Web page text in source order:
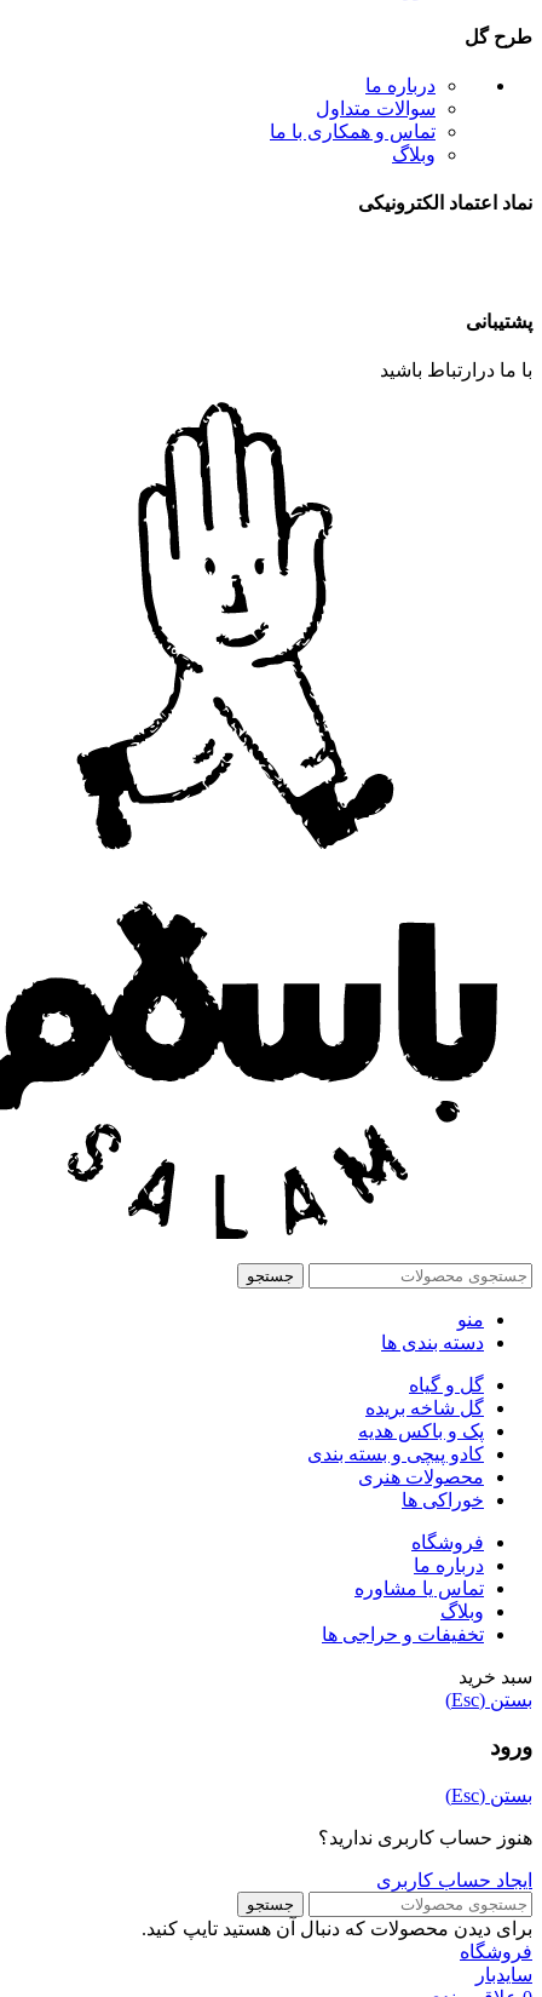
طرح گل
درباره ما
سوالات متداول
تماس و همکاری با ما
وبلاگ
نماد اعتماد الکترونیکی
پشتیبانی
با ما درارتباط باشید
جستجو
منو
دسته بندی ها
گل و گیاه
گل شاخه بریده
پک و باکس هدیه
کادو پیچی و بسته بندی
محصولات هنری
خوراکی ها
فروشگاه
درباره ما
تماس یا مشاوره
وبلاگ
تخفیفات و حراجی ها
سبد خرید
بستن (Esc)
ورود
بستن (Esc)
هنوز حساب کاربری ندارید؟
ایجاد حساب کاربری
جستجو
برای دیدن محصولات که دنبال آن هستید تایپ کنید.
فروشگاه
سایدبار